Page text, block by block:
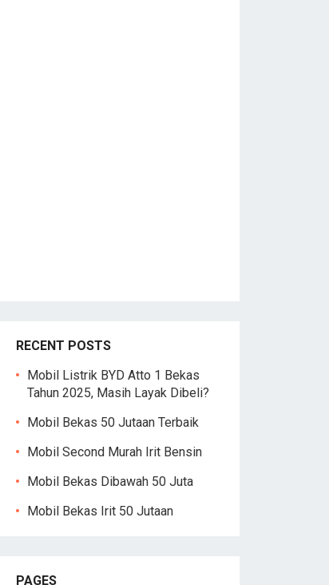
RECENT POSTS
Mobil Listrik BYD Atto 1 Bekas
Tahun 2025, Masih Layak Dibeli?
Mobil Bekas 50 Jutaan Terbaik
Mobil Second Murah Irit Bensin
Mobil Bekas Dibawah 50 Juta
Mobil Bekas Irit 50 Jutaan
PAGES